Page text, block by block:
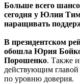
Больше всего
сегодня у Юлии
наращивать
В президентском
обошла Юрия Бойко
Порошенко. Также
действующим главой
по уровню доверия.